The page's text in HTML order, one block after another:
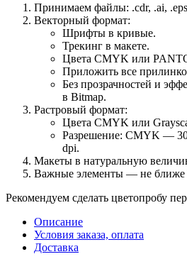
Принимаем файлы: .cdr, .ai,
Векторный формат:
Шрифты в кривые.
Трекинг в макете.
Цвета CMYK или
Приложить все
Без прозрачностей и
в Bitmap.
Растровый формат:
Цвета CMYK или
Разрешение: CMYK —
dpi.
Макеты в натуральную
Важные элементы — не ближе
Рекомендуем сделать цветопробу
Описание
Условия заказа, оплата
Доставка